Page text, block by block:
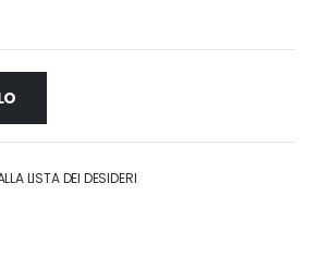
LISTA DEI DESIDERI